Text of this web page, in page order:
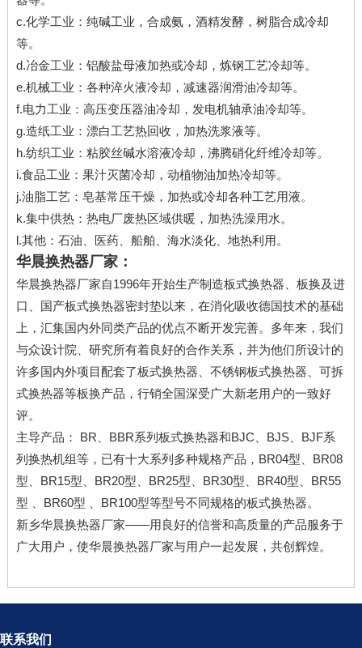
c.化学工业：纯碱工业，合成氨，酒精发酵，树脂合成冷却
等。
d.冶金工业：铝酸盐母液加热或冷却，炼钢工艺冷却等。
e.机械工业：各种淬火液冷却，减速器润滑油冷却等。
f.电力工业：高压变压器油冷却，发电机轴承油冷却等。
g.造纸工业：漂白工艺热回收，加热洗浆液等。
h.纺织工业：粘胶丝碱水溶液冷却，沸腾硝化纤维冷却等。
i.食品工业：果汁灭菌冷却，动植物油加热冷却等。
j.油脂工艺：皂基常压干燥，加热或冷却各种工艺用液。
k.集中供热：热电厂废热区域供暖，加热洗澡用水。
l.其他：石油、医药、船舶、海水淡化、地热利用。
华晨换热器厂家：
华晨换热器厂家自1996年开始生产制造板式换热器、板换及进
口、国产板式换热器密封垫以来，在消化吸收德国技术的基础
上，汇集国内外同类产品的优点不断开发完善。多年来，我们
与众设计院、研究所有着良好的合作关系，并为他们所设计的
许多国内外项目配套了板式换热器、不锈钢板式换热器、可拆
式换热器等板换产品，行销全国深受广大新老用户的一致好
评。
主导产品： BR、BBR系列板式换热器和BJC、BJS、BJF系
列 换热机组等，已有十大系列多种规格产品，BR04型、BR08
型、BR15型、BR20型、BR25型、BR30型、BR40型、BR55
型 、BR60型 、BR100型等型号不同规格的板式换热器。
新乡华晨换热器厂家——用良好的信誉和高质量的产品服务于
广大用户，使华晨换热器厂家与用户一起发展，共创辉煌。
联系我们